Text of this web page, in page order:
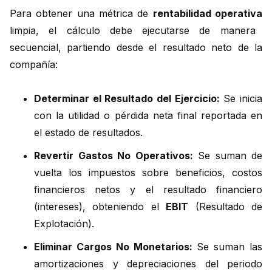
Para obtener una métrica de rentabilidad operativa
limpia, el cálculo debe ejecutarse de manera
secuencial, partiendo desde el resultado neto de la
compañía:
Determinar el Resultado del Ejercicio: Se inicia
con la utilidad o pérdida neta final reportada en
el estado de resultados.
Revertir Gastos No Operativos: Se suman de
vuelta los impuestos sobre beneficios, costos
financieros netos y el resultado financiero
(intereses), obteniendo el EBIT (Resultado de
Explotación).
Eliminar Cargos No Monetarios: Se suman las
amortizaciones y depreciaciones del periodo